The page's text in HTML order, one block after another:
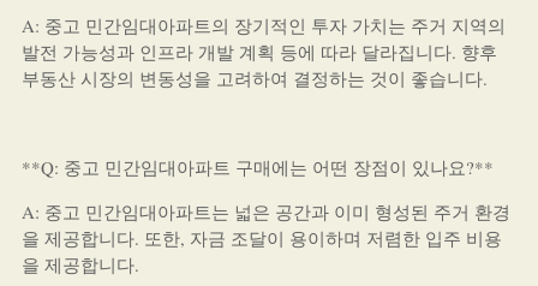
A: 중고 민간임대아파트의 장기적인 투자 가치는 주거 지역의
발전 가능성과 인프라 개발 계획 등에 따라 달라집니다. 향후
부동산 시장의 변동성을 고려하여 결정하는 것이 좋습니다.
**Q: 중고 민간임대아파트 구매에는 어떤 장점이 있나요?**
A: 중고 민간임대아파트는 넓은 공간과 이미 형성된 주거 환경
을 제공합니다. 또한, 자금 조달이 용이하며 저렴한 입주 비용
을 제공합니다.